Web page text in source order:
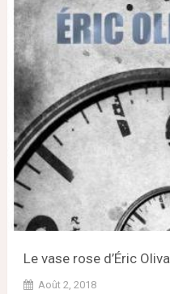
Le vase rose d’Éric Oliva
Août 2, 2018